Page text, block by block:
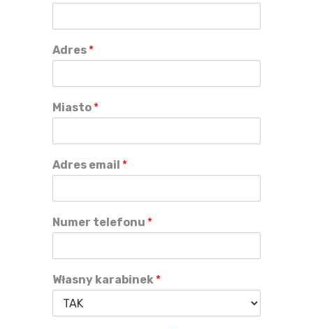
Adres *
Miasto *
Adres email *
Numer telefonu *
Własny karabinek *